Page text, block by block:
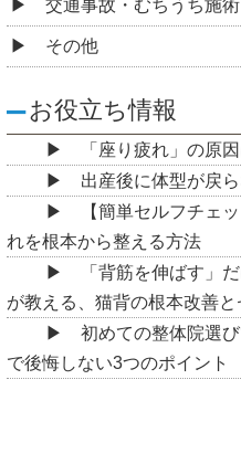
交通事故・むちうち施術
その他
お役立ち情報
「座り疲れ」の原
出産後に体型が戻
【簡単セルフチェ
れを根本から整える方法
「背筋を伸ばす」
が教える、猫背の根本改善と
初めての整体院選
で後悔しない3つのポイント